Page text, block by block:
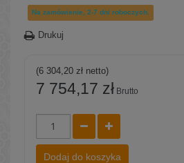
Na zamówienie, 2-7 dni roboczych.
Drukuj
(6 304,20 zł netto)
7 754,17 zł Brutto
Dodaj do koszyka